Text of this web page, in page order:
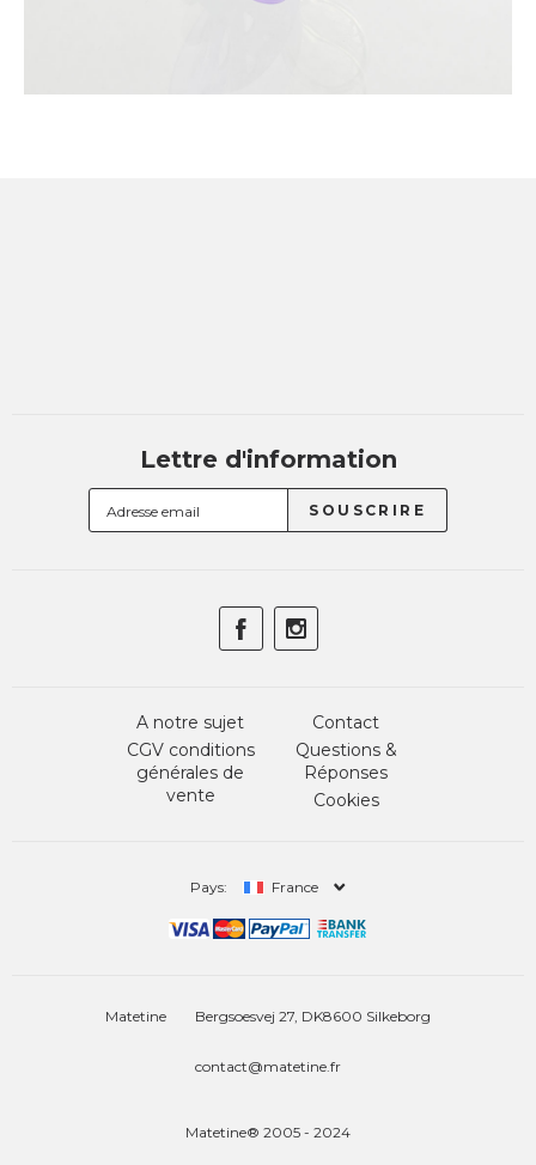
Lettre d'information
A notre sujet
CGV conditions
générales de
vente
Contact
Questions &
Réponses
Cookies
Pays: France
Matetine Bergsoesvej 27, DK8600 Silkeborg
contact@matetine.fr
Matetine® 2005 - 2024